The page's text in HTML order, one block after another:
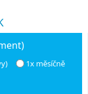
1x měsíčně